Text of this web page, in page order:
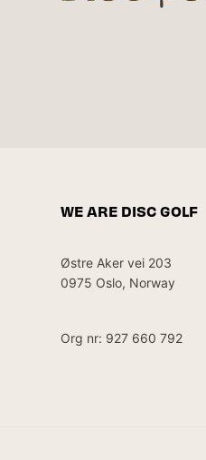
WE ARE DISC GOLF
Østre Aker vei 203
0975 Oslo, Norway
Org nr: 927 660 792